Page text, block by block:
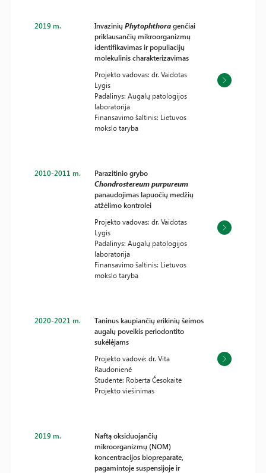
2019 m. InvaziniųPhytophthoragenčiai
priklausančių mikroorganizmų
identifikavimas ir populiacijų
molekulinis charakterizavimas
Projekto vadovas: dr. Vaidotas
Lygis
Padalinys: Augalų patologijos
laboratorija
Finansavimo šaltinis: Lietuvos
mokslo taryba
2010-2011 m.
Parazitinio grybo
Chondrostereum purpureum
panaudojimas lapuočių medžių
atžėlimo kontrolei
Projekto vadovas: dr. Vaidotas
Lygis
Padalinys: Augalų patologijos
laboratorija
Finansavimo šaltinis: Lietuvos
mokslo taryba
2020-2021 m.
Taninus kaupiančių erikinių šeimos
augalų poveikis periodontito
sukėlėjams
Projekto vadovė: dr. Vita
Raudonienė
Studentė: Roberta Česokaitė
Projekto viešinimas
2019 m.
Naftą oksiduojančių
mikroorganizmų (NOM)
koncentracijos biopreparate,
pagamintoje suspensijoje ir